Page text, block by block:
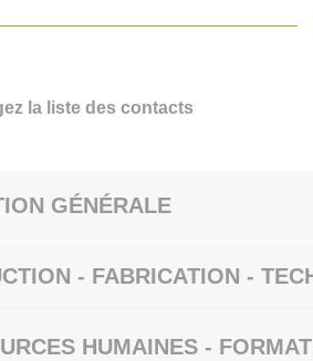
la liste des contacts
GÉNÉRALE
- FABRICATION -
HUMAINES -